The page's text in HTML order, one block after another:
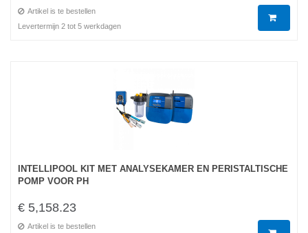
Artikel is te bestellen
Levertermijn 2 tot 5 werkdagen
INTELLIPOOL KIT MET ANALYSEKAMER EN PERISTALTISCHE
POMP VOOR PH
€ 5,158.23
Artikel is te bestellen